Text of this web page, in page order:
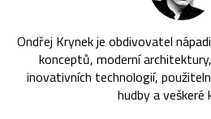
Ondřej Krynek je obdivovatel
konceptů, moderní
inovativních technologií,
hudby a veškeré